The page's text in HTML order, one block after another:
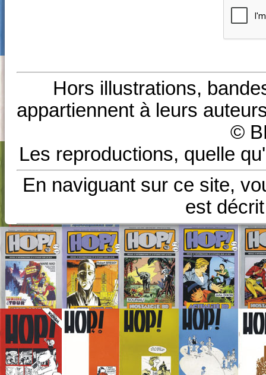
Hors illustrations,
appartiennent à leurs
©
Les reproductions, quelle
En naviguant sur ce site,
est